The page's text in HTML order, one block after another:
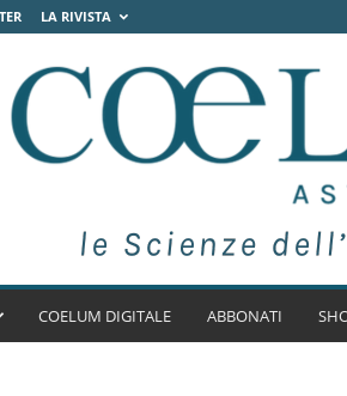
LA RIVISTA
COELUM DIGITALE ABBONATI